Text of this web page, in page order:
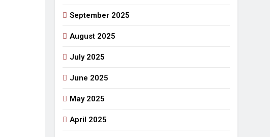
September 2025
August 2025
July 2025
June 2025
May 2025
April 2025